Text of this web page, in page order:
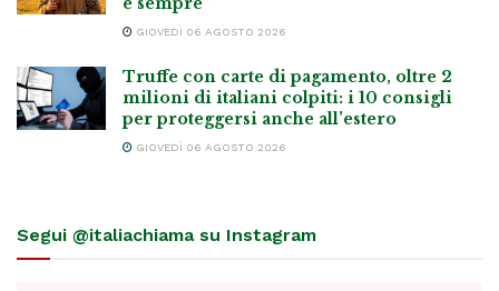
GIOVEDÌ 06 AGOSTO 2026
Truffe con carte di pagamento, oltre 2
milioni di italiani colpiti: i 10 consigli
per proteggersi anche all’estero
GIOVEDÌ 06 AGOSTO 2026
Segui @italiachiama su Instagram